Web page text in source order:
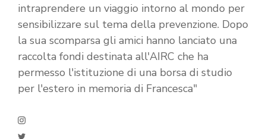
intraprendere un viaggio intorno al mondo per
sensibilizzare sul tema della prevenzione. Dopo
la sua scomparsa gli amici hanno lanciato una
raccolta fondi destinata all'AIRC che ha
permesso l'istituzione di una borsa di studio
per l'estero in memoria di Francesca"